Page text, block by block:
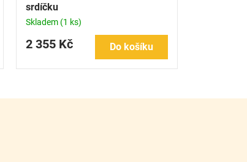
srdíčku
Skladem (1 ks)
2 355 Kč Do košíku